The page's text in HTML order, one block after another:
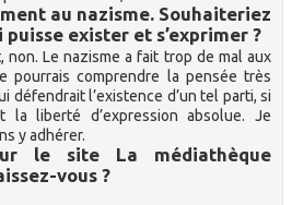
au nazisme. Souhaiteriez
puisse exister et s’exprimer ?
non. Le nazisme a fait trop de mal aux
pourrais comprendre la pensée très
défendrait l’existence d’un tel parti, si
la liberté d’expression absolue. Je
y adhérer.
le site La médiathèque
vous ?